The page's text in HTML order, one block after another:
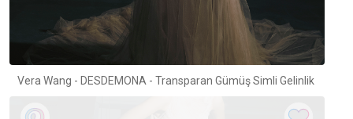
Vera Wang - DESDEMONA - Transparan Gümüş Simli Gelinlik